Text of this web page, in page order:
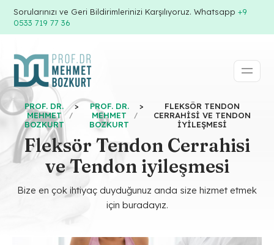
Sorularınızı ve Geri Bildirimlerinizi Karşılıyoruz. Whatsapp+9
0533 719 77 36
PROF. DR.
MEHMET
BOZKURT
>
PROF. DR.
MEHMET
BOZKURT
>
FLEKSÖR TENDON
CERRAHISI VE TENDON
IYILEŞMESI
Fleksör Tendon Cerrahisi
ve Tendon iyileşmesi
Bize en çok ihtiyaç duyduğunuz anda size hizmet etmek
için buradayız.